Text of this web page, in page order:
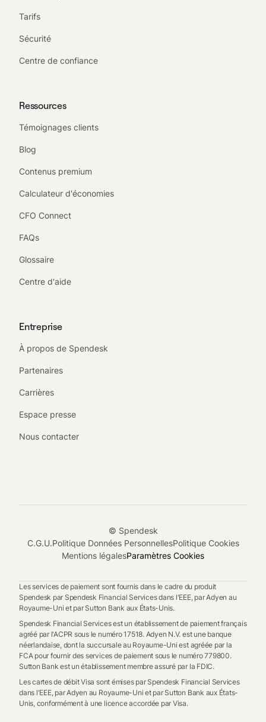
Tarifs
Sécurité
Centre de confiance
Ressources
Témoignages clients
Blog
Contenus premium
Calculateur d'économies
CFO Connect
FAQs
Glossaire
Centre d'aide
Entreprise
À propos de Spendesk
Partenaires
Carrières
Espace presse
Nous contacter
© Spendesk
C.G.U.Politique Données PersonnellesPolitique Cookies
Mentions légalesParamètres Cookies
Les services de paiement sont fournis dans le cadre du produit
Spendesk par Spendesk Financial Services dans l'EEE, par Adyen au
Royaume-Uni et par Sutton Bank aux États-Unis.
Spendesk Financial Services est un établissement de paiement français
agréé par l'ACPR sous le numéro 17518. Adyen N.V. est une banque
néerlandaise, dont la succursale au Royaume-Uni est agréée par la
FCA pour fournir des services de paiement sous le numéro 779800.
Sutton Bank est un établissement membre assuré par la FDIC.
Les cartes de débit Visa sont émises par Spendesk Financial Services
dans l'EEE, par Adyen au Royaume-Uni et par Sutton Bank aux États-
Unis, conformément à une licence accordée par Visa.